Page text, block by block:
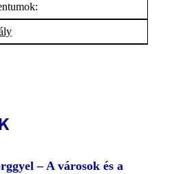
– A városok és a